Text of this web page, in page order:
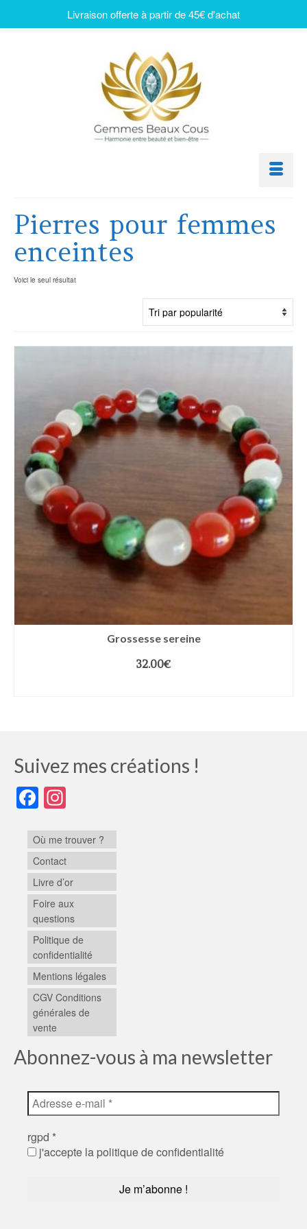
Pierres pour femmes
enceintes
Voici le seul résultat
Grossesse sereine
32.00€
Suivez mes créations !
Facebook
Où me trouver ?
Contact
Livre d’or
Foire aux
questions
Politique de
confidentialité
Mentions légales
CGV Conditions
générales de
vente
Abonnez-vous à ma newsletter
rgpd *
j'accepte la politique de confidentialité
Livraison offerte à partir de 45€ d'achat